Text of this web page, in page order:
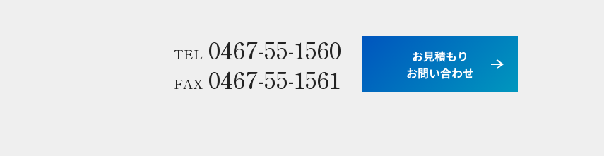
TEL 0467-55-1560
FAX 0467-55-1561
お見積もり
お問い合わせ